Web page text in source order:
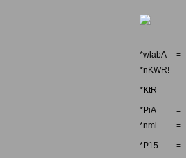
*wlabA =
*nKWR!
=
*KtR =
*PiA
=
*nml
=
*P15 =